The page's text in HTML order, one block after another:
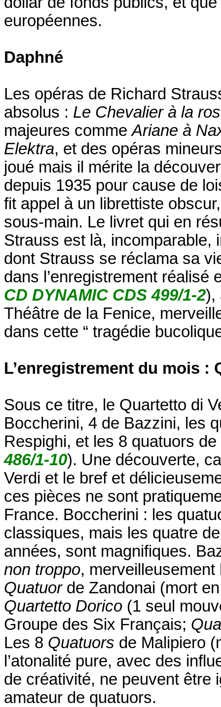
européennes.
Daphné
Les opéras de Richard
absolus : Le Chevalier à la
majeures commeAriane à
Elektra, et des opéras
joué mais il mérite la
depuis 1935 pour cause de
fit appel à un librettiste
sous-main. Le livret qui en
Strauss est là, incomparable,
dont Strauss se réclama sa
dans l’enregistrement réalisé
CD DYNAMIC CDS 499/1-2),
Théâtre de la Fenice,
dans cette “ tragédie
L’enregistrement du mois :
Sous ce titre, le Quartetto di
Boccherini, 4 de Bazzini, les
Respighi, et les 8 quatuors
486/1-10). Une découverte,
Verdi et le bref et
ces pièces ne sont
France. Boccherini : les
classiques, mais les quatre
années, sont magnifiques.
non troppo, merveilleusement
Quatuor de Zandonai (mort
Quartetto Dorico (1 seul
Groupe des Six Français;
Les 8 Quatuors de Malipiero
l’atonalité pure, avec des
de créativité, ne peuvent être
amateur de quatuors.